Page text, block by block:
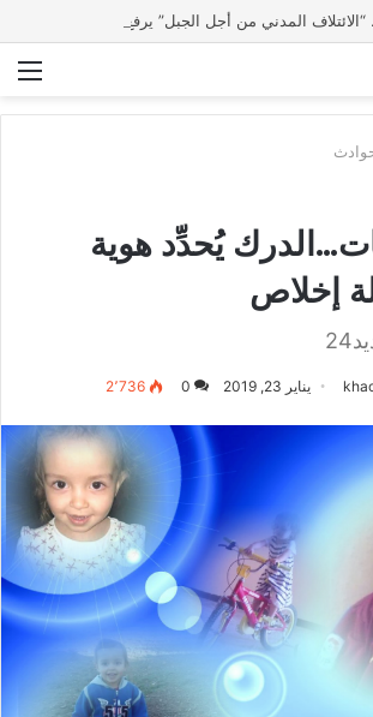
يُحدِّد هوية
إخلاص
يناير 23, 2019 0 2٬736